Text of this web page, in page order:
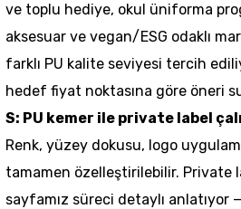
ve toplu hediye, okul üniforma
aksesuar ve vegan/ESG odaklı
farklı PU kalite seviyesi tercih
hedef fiyat noktasına göre öneri
S: PU kemer ile private label
Renk, yüzey dokusu, logo
tamamen özelleştirilebilir. Private
sayfamız süreci detaylı anlatıyor